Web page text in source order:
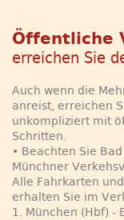
Öffentliche
erreichen Sie
Auch wenn die
anreist, erreichen
unkompliziert mit
Schritten.
• Beachten Sie
Münchner
Alle Fahrkarten
erhalten Sie im
1. München (Hbf) -